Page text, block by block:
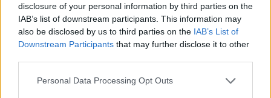
disclosure of your personal information by third parties on the
IAB’s list of downstream participants. This information may
also be disclosed by us to third parties on the IAB’s List of
Downstream Participants that may further disclose it to other
Personal Data Processing Opt Outs
geef mening 0 reacties
Perio-Aid Mondreiniging
29-11-2025 | Vrouw | 60